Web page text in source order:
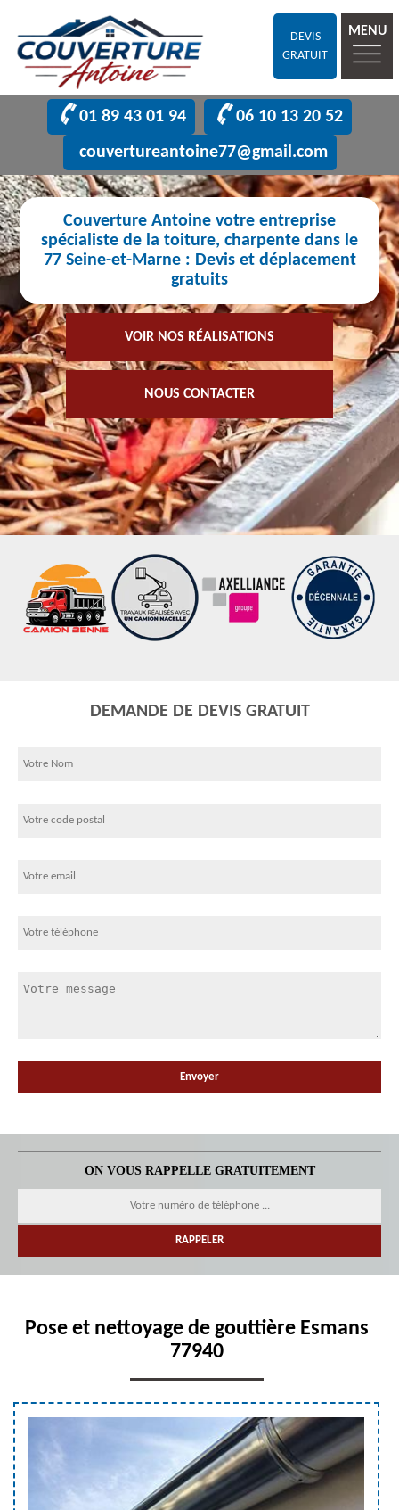
DEVIS
GRATUIT
MENU
01 89 43 01 94
06 10 13 20 52
couvertureantoine77@gmail.com
Couverture Antoine votre entreprise
spécialiste de la toiture, charpente dans le
77 Seine-et-Marne : Devis et déplacement
gratuits
VOIR NOS RÉALISATIONS
NOUS CONTACTER
DEMANDE DE DEVIS GRATUIT
ON VOUS RAPPELLE GRATUITEMENT
Pose et nettoyage de gouttière Esmans
77940